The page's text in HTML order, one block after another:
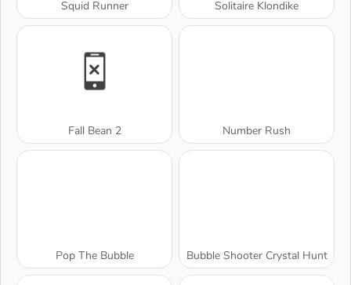
Squid Runner Solitaire Klondike
Fall Bean 2 Number Rush
Pop The Bubble Bubble Shooter Crystal Hunt